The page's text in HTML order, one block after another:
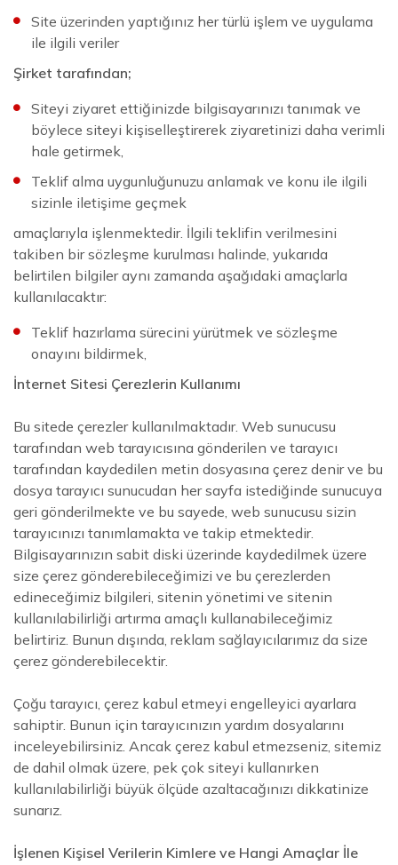
Site üzerinden yaptığınız her türlü işlem ve uygulama
ile ilgili veriler
Şirket tarafından;
Siteyi ziyaret ettiğinizde bilgisayarınızı tanımak ve
böylece siteyi kişiselleştirerek ziyaretinizi daha verimli
hale getirmek,
Teklif alma uygunluğunuzu anlamak ve konu ile ilgili
sizinle iletişime geçmek
amaçlarıyla işlenmektedir. İlgili teklifin verilmesini
takiben bir sözleşme kurulması halinde, yukarıda
belirtilen bilgiler aynı zamanda aşağıdaki amaçlarla
kullanılacaktır:
Teklif hazırlama sürecini yürütmek ve sözleşme
onayını bildirmek,
İnternet Sitesi Çerezlerin Kullanımı
Bu sitede çerezler kullanılmaktadır. Web sunucusu
tarafından web tarayıcısına gönderilen ve tarayıcı
tarafından kaydedilen metin dosyasına çerez denir ve bu
dosya tarayıcı sunucudan her sayfa istediğinde sunucuya
geri gönderilmekte ve bu sayede, web sunucusu sizin
tarayıcınızı tanımlamakta ve takip etmektedir.
Bilgisayarınızın sabit diski üzerinde kaydedilmek üzere
size çerez gönderebileceğimizi ve bu çerezlerden
edineceğimiz bilgileri, sitenin yönetimi ve sitenin
kullanılabilirliği artırma amaçlı kullanabileceğimiz
belirtiriz. Bunun dışında, reklam sağlayıcılarımız da size
çerez gönderebilecektir.
Çoğu tarayıcı, çerez kabul etmeyi engelleyici ayarlara
sahiptir. Bunun için tarayıcınızın yardım dosyalarını
inceleyebilirsiniz. Ancak çerez kabul etmezseniz, sitemiz
de dahil olmak üzere, pek çok siteyi kullanırken
kullanılabilirliği büyük ölçüde azaltacağınızı dikkatinize
sunarız.
İşlenen Kişisel Verilerin Kimlere ve Hangi Amaçlar İle